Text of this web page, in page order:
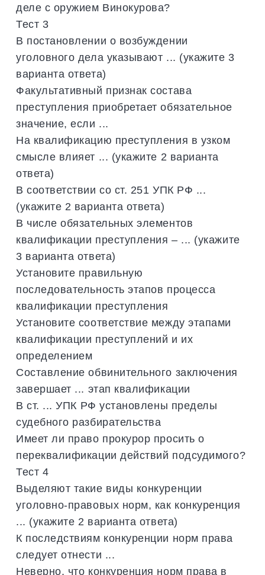
деле с оружием Винокурова?
Тест 3
В постановлении о возбуждении
уголовного дела указывают ... (укажите 3
варианта ответа)
Факультативный признак состава
преступления приобретает обязательное
значение, если ...
На квалификацию преступления в узком
смысле влияет ... (укажите 2 варианта
ответа)
В соответствии со ст. 251 УПК РФ ...
(укажите 2 варианта ответа)
В числе обязательных элементов
квалификации преступления – ... (укажите
3 варианта ответа)
Установите правильную
последовательность этапов процесса
квалификации преступления
Установите соответствие между этапами
квалификации преступлений и их
определением
Составление обвинительного заключения
завершает ... этап квалификации
В ст. ... УПК РФ установлены пределы
судебного разбирательства
Имеет ли право прокурор просить о
переквалификации действий подсудимого?
Тест 4
Выделяют такие виды конкуренции
уголовно-правовых норм, как конкуренция
... (укажите 2 варианта ответа)
К последствиям конкуренции норм права
следует отнести ...
Неверно, что конкуренция норм права в